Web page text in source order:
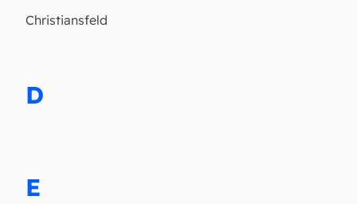
Christiansfeld
D
E